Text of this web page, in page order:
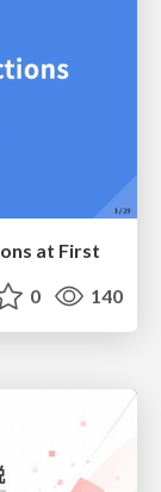
at First
0 140